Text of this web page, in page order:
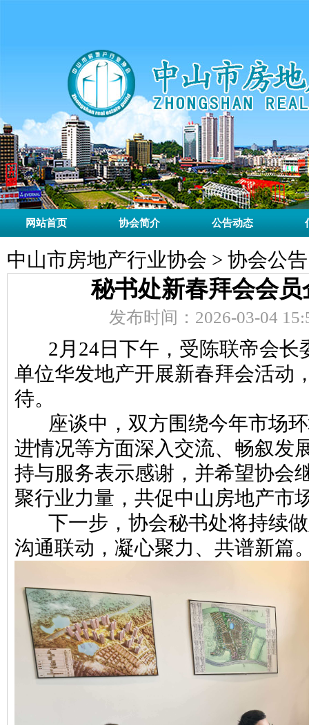
网站首页 协会简介 公告动态
中山市房地产行业协会 > 协会公告
秘书处新春拜会会
发布时间：2026-03-04
2月24日下午，受陈联帝会长
单位华发地产开展新春拜会活动
待。
座谈中，双方围绕今年市场环
进情况等方面深入交流、畅叙发
持与服务表示感谢，并希望协会
聚行业力量，共促中山房地产市
下一步，协会秘书处将持续做
沟通联动，凝心聚力、共谱新篇